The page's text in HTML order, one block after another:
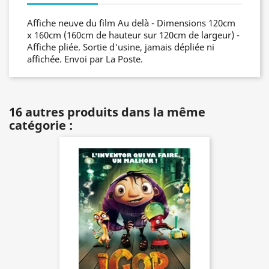
Affiche neuve du film Au delà - Dimensions 120cm
x 160cm (160cm de hauteur sur 120cm de largeur) -
Affiche pliée. Sortie d'usine, jamais dépliée ni
affichée. Envoi par La Poste.
16 autres produits dans la même
catégorie :